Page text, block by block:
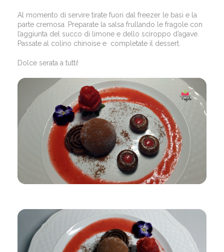
Al momento di servire tirate fuori dal freezer le basi e la
parte cremosa. Preparate la salsa frullando le fragole con
l’aggiunta del succo di limone e dello sciroppo d’agave.
Passate al colino chinoise e completate il dessert.
Dolce serata a tutti!